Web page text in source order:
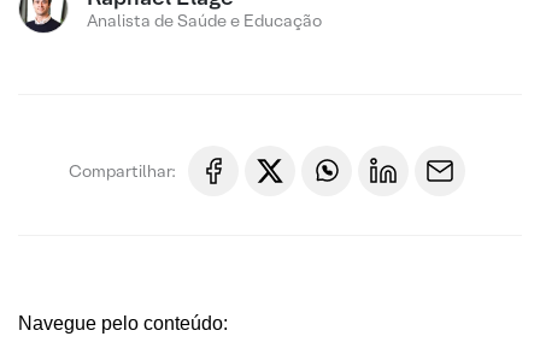
Analista de Saúde e Educação
Compartilhar:
Navegue pelo conteúdo: